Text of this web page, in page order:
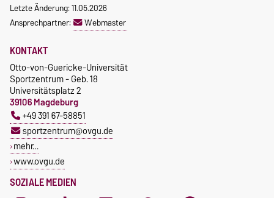
Letzte Änderung: 11.05.2026
Ansprechpartner:
Webmaster
SOZIALE MEDIEN
KONTAKT
Otto-von-Guericke-Universität
Sportzentrum - Geb. 18
Universitätsplatz 2
39106 Magdeburg
+49 391 67-58851
sportzentrum@ovgu.de
mehr…
www.ovgu.de